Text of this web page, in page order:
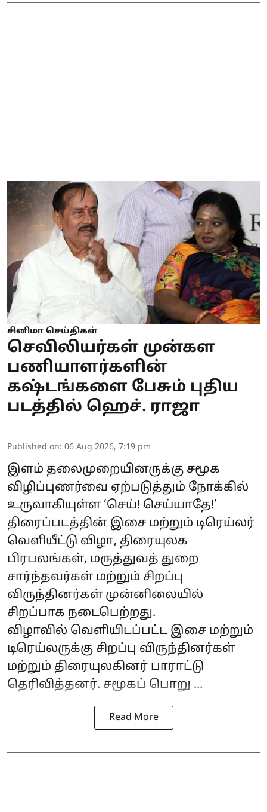
சினிமா செய்திகள்
செவிலியர்கள் முன்கள
பணியாளர்களின்
கஷ்டங்களை பேசும் புதிய
படத்தில் ஹெச். ராஜா
Published on: 06 Aug 2026, 7:19 pm
இளம் தலைமுறையினருக்கு சமூக
விழிப்புணர்வை ஏற்படுத்தும் நோக்கில்
உருவாகியுள்ள ‘செய்! செய்யாதே!’
திரைப்படத்தின் இசை மற்றும் டிரெய்லர்
வெளியீட்டு விழா, திரையுலக
பிரபலங்கள், மருத்துவத் துறை
சார்ந்தவர்கள் மற்றும் சிறப்பு
விருந்தினர்கள் முன்னிலையில்
சிறப்பாக நடைபெற்றது.
விழாவில் வெளியிடப்பட்ட இசை மற்றும்
டிரெய்லருக்கு சிறப்பு விருந்தினர்கள்
மற்றும் திரையுலகினர் பாராட்டு
தெரிவித்தனர். சமூகப் பொறு ...
Read More